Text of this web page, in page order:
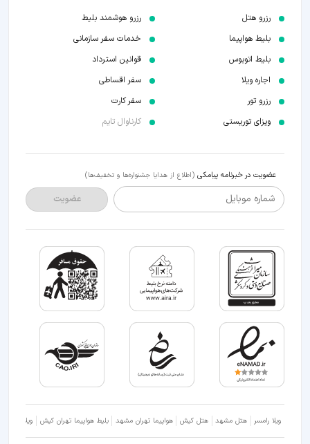
رزرو هتل
بلیط هواپیما
بلیط اتوبوس
اجاره ویلا
رزرو تور
ویزای توریستی
رزرو هوشمند بلیط
خدمات سفر سازمانی
قوانین استرداد
سفر اقساطی
سفر کارت
کارناوال تایم
عضویت در خبرنامه پیامکی (اطلاع از هدایا جشنواره‌ها و تخفیف‌ها)
شماره موبایل عضویت
ویلا رامسر هتل مشهد هتل کیش هواپیما تهران مشهد بلیط هواپیما تهران کیش ویلا شمال